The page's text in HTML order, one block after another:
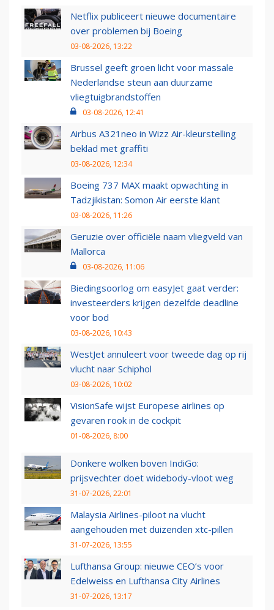
Netflix publiceert nieuwe documentaire
over problemen bij Boeing
03-08-2026, 13:22
Brussel geeft groen licht voor massale
Nederlandse steun aan duurzame
vliegtuigbrandstoffen
03-08-2026, 12:41
Airbus A321neo in Wizz Air-kleurstelling
beklad met graffiti
03-08-2026, 12:34
Boeing 737 MAX maakt opwachting in
Tadzjikistan: Somon Air eerste klant
03-08-2026, 11:26
Geruzie over officiële naam vliegveld van
Mallorca
03-08-2026, 11:06
Biedingsoorlog om easyJet gaat verder:
investeerders krijgen dezelfde deadline
voor bod
03-08-2026, 10:43
WestJet annuleert voor tweede dag op rij
vlucht naar Schiphol
03-08-2026, 10:02
VisionSafe wijst Europese airlines op
gevaren rook in de cockpit
01-08-2026, 8:00
Donkere wolken boven IndiGo:
prijsvechter doet widebody-vloot weg
31-07-2026, 22:01
Malaysia Airlines-piloot na vlucht
aangehouden met duizenden xtc-pillen
31-07-2026, 13:55
Lufthansa Group: nieuwe CEO’s voor
Edelweiss en Lufthansa City Airlines
31-07-2026, 13:17